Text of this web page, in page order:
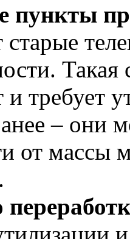
пункты
Такая
и требует
– они
от массы